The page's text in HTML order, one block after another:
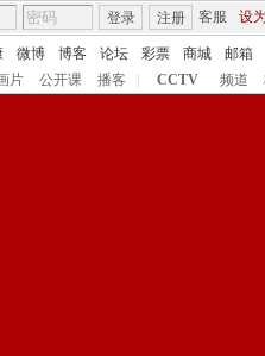
客服 设
登录 注册
微博 博客 论坛 彩票 商城 邮箱
片
公开课 播客 CCTV 频道